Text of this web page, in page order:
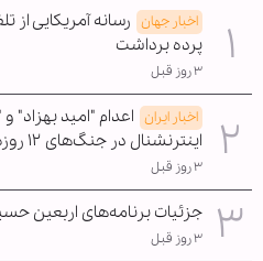
اخبار جهان رسانه آمریکایی از
پرده برداشت
۳ روز قبل
اخبار ایران اعدام "امید
اینترنشنال در جنگ‌های ۱۲ روزه و ۴۰ روزه
۳ روز قبل
جزئیات برنامه‌های اربعین
۳ روز قبل